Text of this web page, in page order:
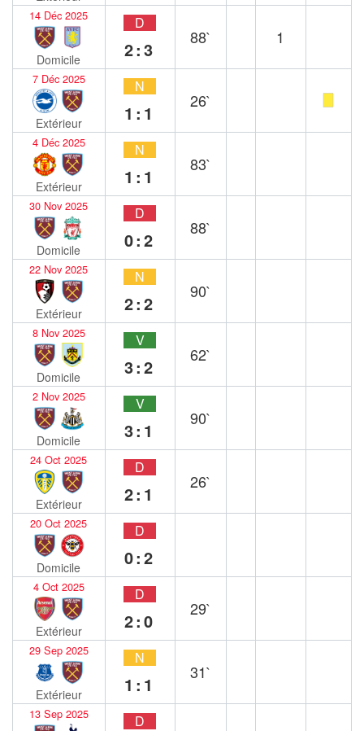
14 Déc 2025
Domicile
D
2:3
88` 1
7 Déc 2025
Extérieur
N
1:1
26`
4 Déc 2025
Extérieur
N
1:1
83`
30 Nov 2025
Domicile
D
0:2
88`
22 Nov 2025
Extérieur
N
2:2
90`
8 Nov 2025
Domicile
V
3:2
62`
2 Nov 2025
Domicile
V
3:1
90`
24 Oct 2025
Extérieur
D
2:1
26`
20 Oct 2025
Domicile
D
0:2
4 Oct 2025
Extérieur
D
2:0
29`
29 Sep 2025
Extérieur
N
1:1
31`
13 Sep 2025 D